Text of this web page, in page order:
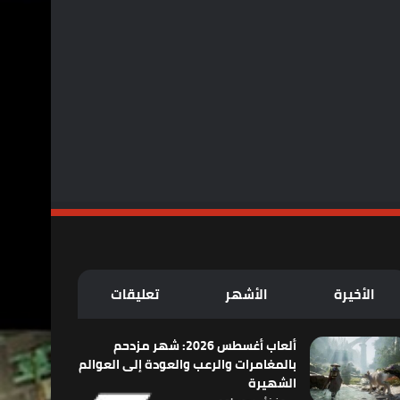
الأخيرة الأشهر تعليقات
ألعاب أغسطس 2026: شهر مزدحم
بالمغامرات والرعب والعودة إلى العوالم
الشهيرة